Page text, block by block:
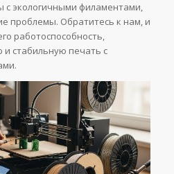
с экологичными филаментами,
проблемы. Обратитесь к нам, и
работоспособность,
стабильную печать с